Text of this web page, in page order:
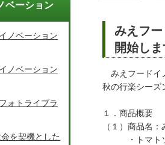
みえフ
開始しま
みえフードイ
秋の行楽シーズ
１．商品概要
（１）商品名
・トマトソ
ベーション
ノベーション
ノベーション
ォトライブラ
を契機とした